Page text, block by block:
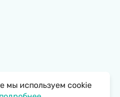
мы используем cookie